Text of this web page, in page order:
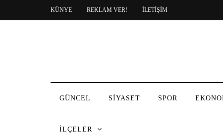
KÜNYE REKLAM VER! İLETİŞİM
GÜNCEL SİYASET SPOR
İLÇELER